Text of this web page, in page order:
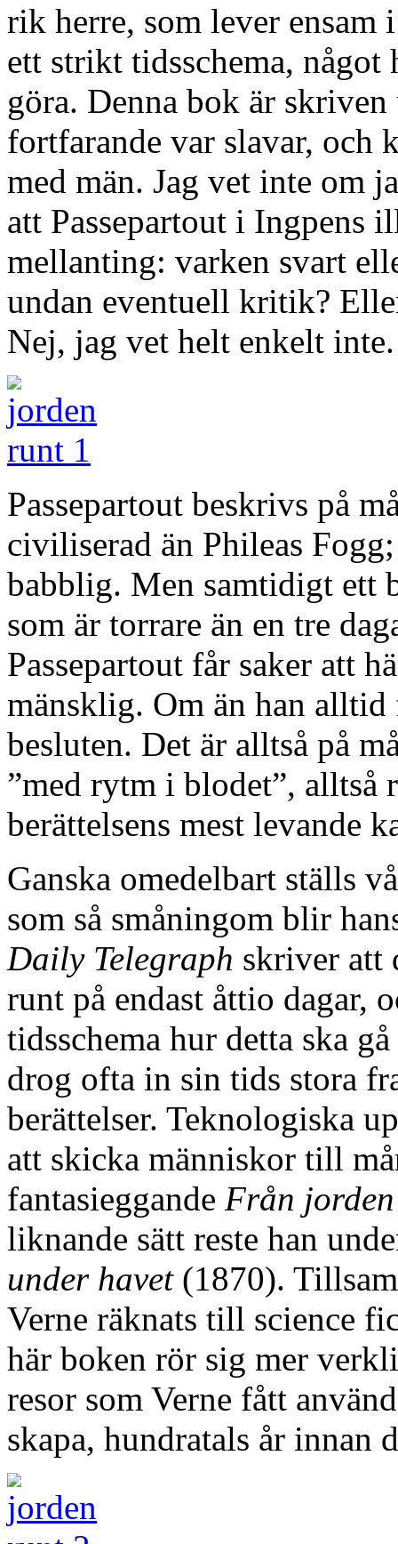
rik herre, som lever ensam
ett strikt tidsschema, något
göra. Denna bok är
fortfarande var slavar, och
med män. Jag vet inte om
att Passepartout i Ingpens
mellanting: varken svart
undan eventuell kritik?
Nej, jag vet helt enkelt
Passepartout beskrivs på
civiliserad än Phileas
babblig. Men samtidigt ett
som är torrare än en tre
Passepartout får saker att
mänsklig. Om än han
besluten. Det är alltså på
”med rytm i blodet”, alltså
berättelsens mest levande
Ganska omedelbart ställs
som så småningom blir
Daily Telegraph skriver att
runt på endast åttio dagar,
tidsschema hur detta ska
drog ofta in sin tids stora
berättelser. Teknologiska
att skicka människor till
fantasieggande Från
liknande sätt reste han
under havet(1870).
Verne räknats till science
här boken rör sig mer
resor som Verne fått
skapa, hundratals år